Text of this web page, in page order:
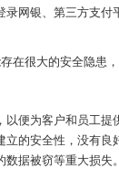
网银、第三方支
在很大的安全隐患，
便为客户和员工
的安全性，没有
据被窃等重大损